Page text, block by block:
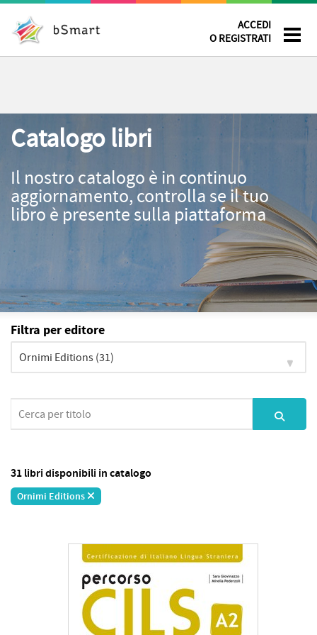
ACCEDI
O REGISTRATI
Catalogo libri
Il nostro catalogo è in continuo
aggiornamento, controlla se il tuo
libro è presente sulla piattaforma
Filtra per editore
31 libri disponibili in catalogo
Ornimi Editions